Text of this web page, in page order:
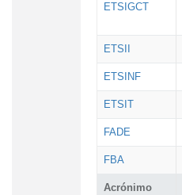
Acrónimo
ETSIGCT
ETSII
ETSINF
ETSIT
FADE
FBA